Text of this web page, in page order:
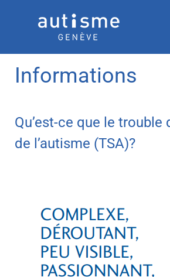
Informations
Qu’est-ce que le trouble
de l’autisme (TSA)?